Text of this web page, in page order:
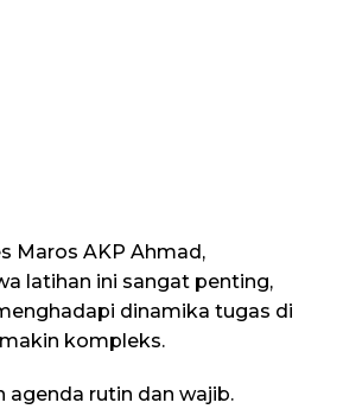
Maros AKP Ahmad,
latihan ini sangat penting,
dinamika tugas di
kompleks.
agenda rutin dan wajib.